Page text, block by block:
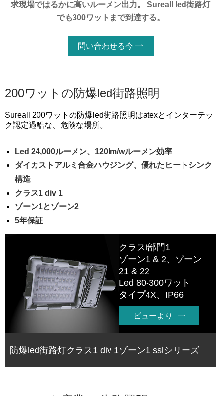
求現場ではるかに高いルーメン出力。 Sureall led街路灯
でも300ワットまで到達する。
問い合わせる今 
200ワットの防爆led街路照明
Sureall 200ワットの防爆led街路照明はatexとインターテッ
ク認定過酷な、危険な場所。
Led 24,000ルーメン、120lm/wルーメン効率
ダイカストアルミ合金ハウジング、優れたヒートシンク
構造
クラス1 div 1
ゾーン1とゾーン2
5年保証
クラスi部門1
ゾーン1 & 2、ゾーン
21 & 22
Led 80-300ワット
タイプ4X、IP66
ビューより 
防爆led街路灯クラス1 div 1ゾーン1 sslシリーズ